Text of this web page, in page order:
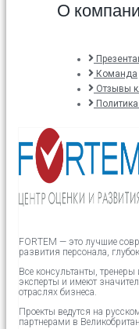
О
Команда
Отзывы
FORTEM — это лучшие
развития персонала,
Все консультанты,
эксперты и имеют
отраслях бизнеса.
Проекты ведутся на
партнерами в